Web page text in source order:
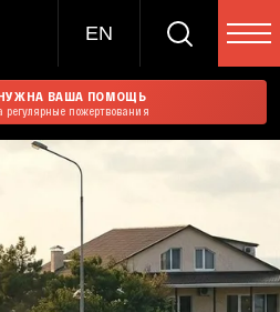
EN
ВАША ПОМОЩЬ
пожертвования